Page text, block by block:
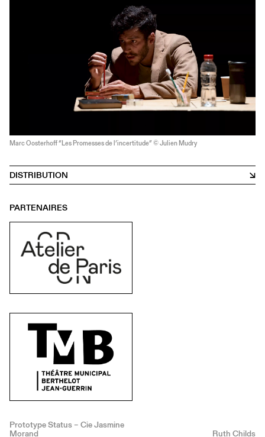
Marc Oosterhoff “Les Promesses de l’incertitude” © Julien Mudry
DISTRIBUTION
PARTENAIRES
Prototype Status – Cie Jasmine
Morand Ruth Childs